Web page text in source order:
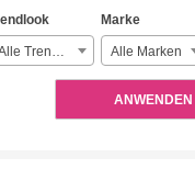
Alle Trendlooks
Marke
Alle Marken
ANWENDEN